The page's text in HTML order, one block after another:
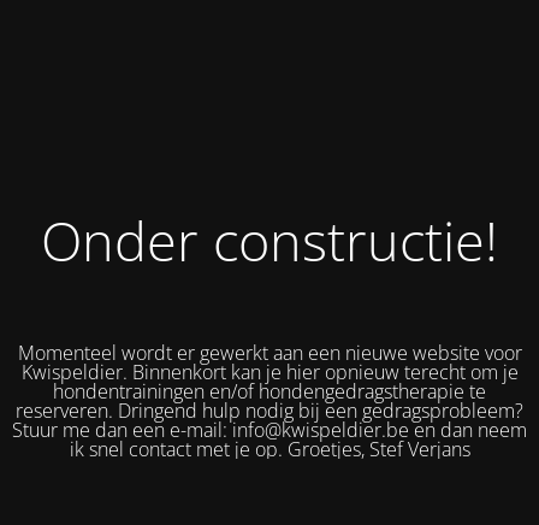
Onder constructie!
Momenteel wordt er gewerkt aan een nieuwe website voor
Kwispeldier. Binnenkort kan je hier opnieuw terecht om je
hondentrainingen en/of hondengedragstherapie te
reserveren. Dringend hulp nodig bij een gedragsprobleem?
Stuur me dan een e-mail: info@kwispeldier.be en dan neem
ik snel contact met je op. Groetjes, Stef Verjans